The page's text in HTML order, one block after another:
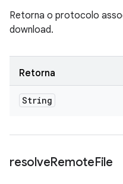
Retorna o protocolo
download.
Retorna
String
resolveRemoteFile